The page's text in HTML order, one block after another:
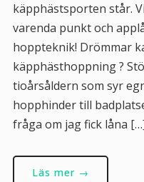
käpphästsporten står.
varenda punkt och
hoppteknik! Drömmar
käpphästhoppning ?
tioårsåldern som syr
hopphinder till
fråga om jag fick låna
Läs mer →